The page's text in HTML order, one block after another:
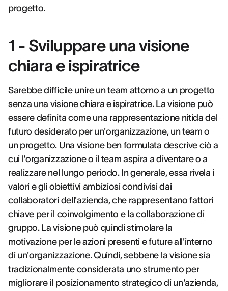
progetto.
1 - Sviluppare una visione
chiara e ispiratrice
Sarebbe difficile unire un team attorno a un progetto
senza una visione chiara e ispiratrice. La visione può
essere definita come una rappresentazione nitida del
futuro desiderato per un'organizzazione, un team o
un progetto. Una visione ben formulata descrive ciò a
cui l'organizzazione o il team aspira a diventare o a
realizzare nel lungo periodo. In generale, essa rivela i
valori e gli obiettivi ambiziosi condivisi dai
collaboratori dell'azienda, che rappresentano fattori
chiave per il coinvolgimento e la collaborazione di
gruppo. La visione può quindi stimolare la
motivazione per le azioni presenti e future all'interno
di un'organizzazione. Quindi, sebbene la visione sia
tradizionalmente considerata uno strumento per
migliorare il posizionamento strategico di un'azienda,